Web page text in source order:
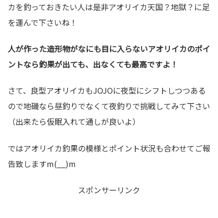
カを釣っておきたい人は是非アオリイカ天国？地獄？に足
を運んで下さいね！
人が作った造形物がなにも目に入らないアオリイカのポイ
ントなら釣果が出ても、出なくても最高ですよ！
さて、良型アオリイカもJOJOに夜型にシフトしつつある
ので地磯なら昼釣りでなくて夜釣りで挑戦してみて下さい
（出来たら仮眠入れて通しが良いよ）
ではアオリイカ釣果の模様とポイント状況も合わせてご報
告致しますm(__)m
スポンサーリンク